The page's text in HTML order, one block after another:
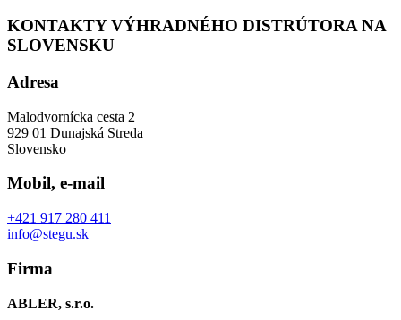
KONTAKTY VÝHRADNÉHO DISTRÚTORA NA
SLOVENSKU
Adresa
Malodvornícka cesta 2
929 01 Dunajská Streda
Slovensko
Mobil, e-mail
+421 917 280 411
info@stegu.sk
Firma
ABLER, s.r.o.